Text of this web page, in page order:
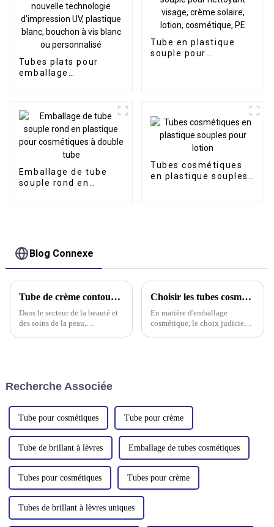
cosmétique souple,
tube souple
Tubes plats pour
emballage
d'impression UV,
plastique blanc,
bouchon à vis blanc
ou personnalisé
Tube en plastique
souple pour
Emballage de tube
souple rond en
Tubes cosmétiques
en plastique souples
Blog Connexe
Tube de crème contour des yeux Alloy Head : un nouveau type d'emballage pour massage
Dans le secteur de la beauté et
des soins de la peau,
produits innovants, la tête en
Choisir les tubes cosmétiques adaptés à votre marque : guide des emballages de lotions et de crèmes
En matière d'emballage
cosmétique, le choix judicieux
ml…
Recherche Associée
Tube pour cosmétiques Tube pour crème
Tube de brillant à lèvres Emballage de tubes cosmétiques
Tubes pour cosmétiques Tubes pour crème
Tubes de brillant à lèvres uniques